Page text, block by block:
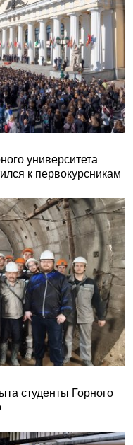
университета
к первокурсникам
студенты Горного